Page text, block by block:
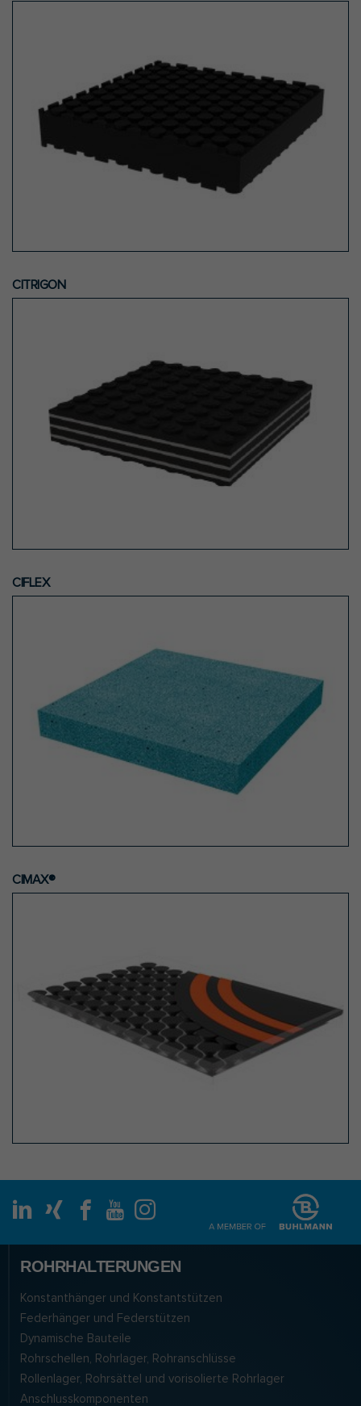
CITRIGON
CIFLEX
CIMAX®
ROHRHALTERUNGEN
Konstanthänger und Konstantstützen
Federhänger und Federstützen
Dynamische Bauteile
Rohrschellen, Rohrlager, Rohranschlüsse
Rollenlager, Rohrsättel und vorisolierte Rohrlager
Anschlusskomponenten